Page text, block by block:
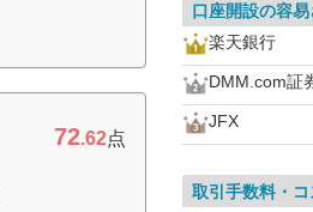
72.62点
口座開設の容易
楽天銀行
DMM.com証
JFX
取引手数料・コ